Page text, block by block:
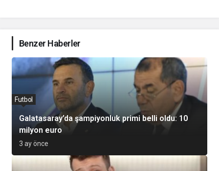
Benzer Haberler
Galatasaray’da şampiyonluk primi belli oldu: 10
milyon euro
Futbol
3 ay önce